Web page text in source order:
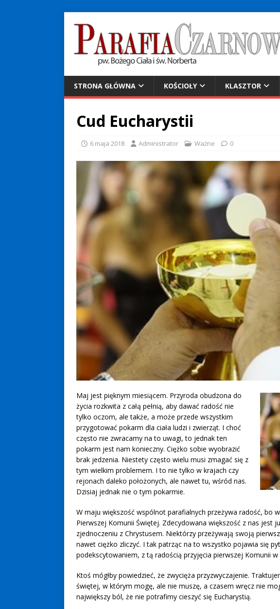
STRONA GŁÓWNA KOŚCIOŁY KLASZTOR
Cud Eucharystii
6 maja 2018 Administrator Ważne 0
Maj jest pięknym miesiącem. Przyroda obudzona do
życia rozkwita z całą pełnią, aby dawać radość nie
tylko oczom, ale także, a może przede wszystkim
przygotować pokarm dla ciała ludzi i zwierząt. I choć
często nie zwracamy na to uwagi, to jednak ten
pokarm jest nam konieczny. Ciężko sobie wyobrazić
brak jedzenia. Niestety często wielu musi zmagać się z
tym wielkim problemem. I to nie tylko w krajach czy
rejonach daleko położonych, ale nawet tu, wśród nas.
Dzisiaj jednak nie o tym pokarmie.
W maju większość wspólnot parafialnych przeżywa radość, bo
Pierwszej Komunii Świętej. Zdecydowana większość z nas jest
zjednoczeniu z Chrystusem. Niektórzy przeżywają swoją
nawet ciężko zliczyć. I tak patrząc na to wszystko pojawia się
podekscytowaniem, z tą radością przyjęcia pierwszej Komunii w
Ktoś mógłby powiedzieć, że zwycięża przyzwyczajenie.
świętej, w którym mogę, ale nie muszę, a czasem wręcz nie
największy ból, że nie potrafimy cieszyć się Eucharystią.